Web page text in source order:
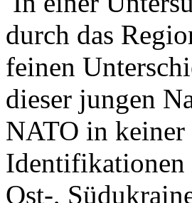
durch das
feinen
dieser jungen
NATO in keiner
Identifikationen
Ost-,